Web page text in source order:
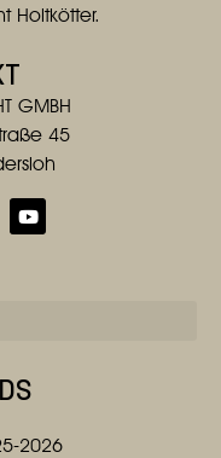
Holtkötter.
GMBH
45
2026